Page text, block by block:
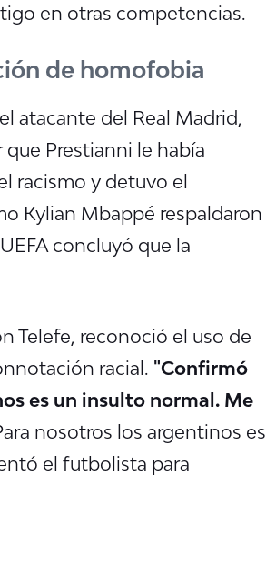
en otras competencias.
de homofobia
atacante del Real Madrid,
Prestianni le había
racismo y detuvo el
Kylian Mbappé respaldaron
concluyó que la
Telefe, reconoció el uso de
racial. "Confirmó
es un insulto normal. Me
nosotros los argentinos es
el futbolista para